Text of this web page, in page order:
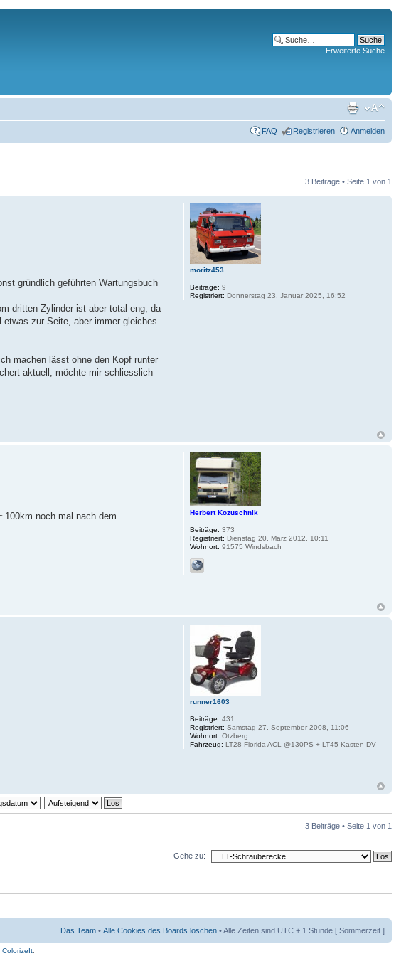
Erweiterte Suche
FAQ Registrieren Anmelden
3 Beiträge • Seite 1 von 1
gründlich geführten Wartungsbuch
dritten Zylinder ist aber total eng, da
zur Seite, aber immer gleiches
machen lässt ohne den Kopf runter
aktuell, möchte mir schliesslich
moritz453
Beiträge: 9
Registriert: Donnerstag 23. Januar 2025, 16:52
noch mal nach dem
Herbert Kozuschnik
Beiträge: 373
Registriert: Dienstag 20. März 2012, 10:11
Wohnort: 91575 Windsbach
runner1603
Beiträge: 431
Registriert: Samstag 27. September 2008, 11:06
Wohnort: Otzberg
Fahrzeug: LT28 Florida ACL @130PS + LT45 Kasten DV
3 Beiträge • Seite 1 von 1
Gehe zu:
Das Team • Alle Cookies des Boards löschen • Alle Zeiten sind UTC + 1 Stunde [ Sommerzeit ]
ColorizeIt.